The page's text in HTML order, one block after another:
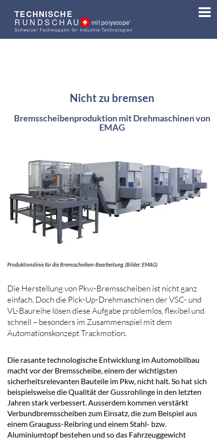
TECHNISCHE
RUNDSCHAU mit polyscope'
Schweizer Fachmagazin für Industrie-Technologien
Nicht zu bremsen
Bremsscheibenproduktion mit Drehmaschinen von
EMAG
Produktionslinie für die Bremsscheiben-Bearbeitung. (Bilder: EMAG)
Die Herstellung von Pkw-Bremsscheiben ist nicht ganz
einfach. Doch die Pick-Up-Drehmaschinen der VSC- und
VL-Baureihe lösen diese Aufgabe problemlos, flexibel und
schnell – besonders im Zusammenspiel mit dem
Automationskonzept Trackmotion.
Die rasante technologische Entwicklung im Automobilbau
macht vor der Bremsscheibe, einem der wichtigsten
sicherheitsrelevanten Bauteile im Pkw, nicht halt. So hat sich
beispielsweise die Qualität der Gussrohlinge in den letzten
Jahren stark verbessert. Ausserdem kommen verstärkt
Verbundbremsscheiben zum Einsatz, die zum Beispiel aus
einem Grauguss-Reibring und einem Stahl- bzw.
Aluminiumtopf bestehen und so das Fahrzeuggewicht